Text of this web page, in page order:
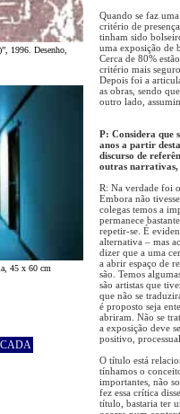
1996. Desenho,
45 x 60 cm
Quando se faz
critério de
tinham sido
uma exposição de
Cerca de 80%
critério mais
Depois foi a
as obras, sendo
outro lado,
P: Considera que
anos a partir
discurso de
outras narrativas,
R: Na verdade foi
Embora não
colegas temos a
permanece
repetir-se. É
alternativa – mas
dizer que a uma
a abrir espaço de
são. Temos
são artistas que
que não se
é proposto seja
abriram. Não se
a exposição deve
positivo,
O título está
tínhamos o
importantes, não
fez essa crítica
título, bastaria ter